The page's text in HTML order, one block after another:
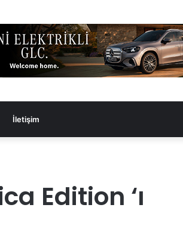
İletişim
Edition ‘ı